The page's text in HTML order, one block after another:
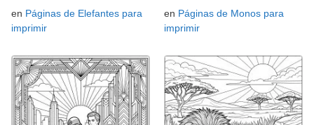
en Páginas de Elefantes para
imprimir
en Páginas de Monos para
imprimir